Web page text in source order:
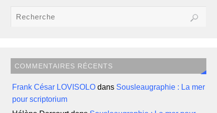
COMMENTAIRES RÉCENTS
Frank César LOVISOLO dans Sousleaugraphie : La mer
pour scriptorium